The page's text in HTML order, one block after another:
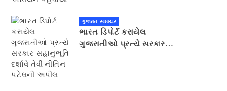
ગુજરાત સમાચાર
ભારત ડિપોર્ટ કરાયેલ
ગુજરાતીઓ પ્રત્યે સરકાર